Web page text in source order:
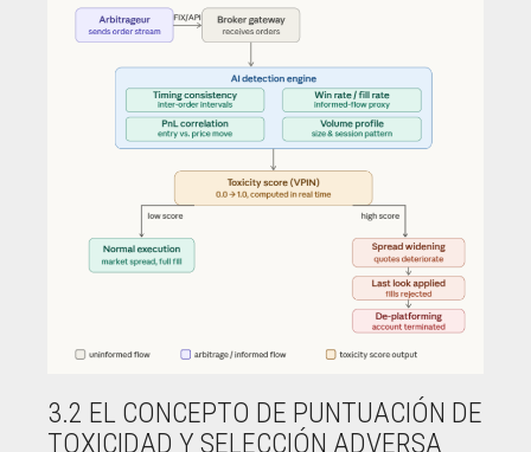
3.2 EL CONCEPTO DE PUNTUACIÓN DE
TOXICIDAD Y SELECCIÓN ADVERSA